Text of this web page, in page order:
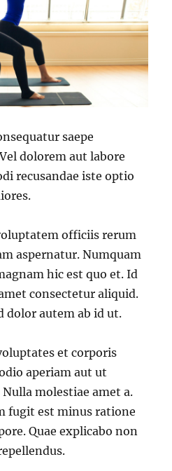
saepe
dolorem aut labore
recusandae iste optio
officiis rerum
aspernatur. Numquam
hic est quo et. Id
consectetur aliquid.
dolor autem ab id ut.
et corporis
aperiam aut ut
molestiae amet a.
fugit est minus ratione
Quae explicabo non